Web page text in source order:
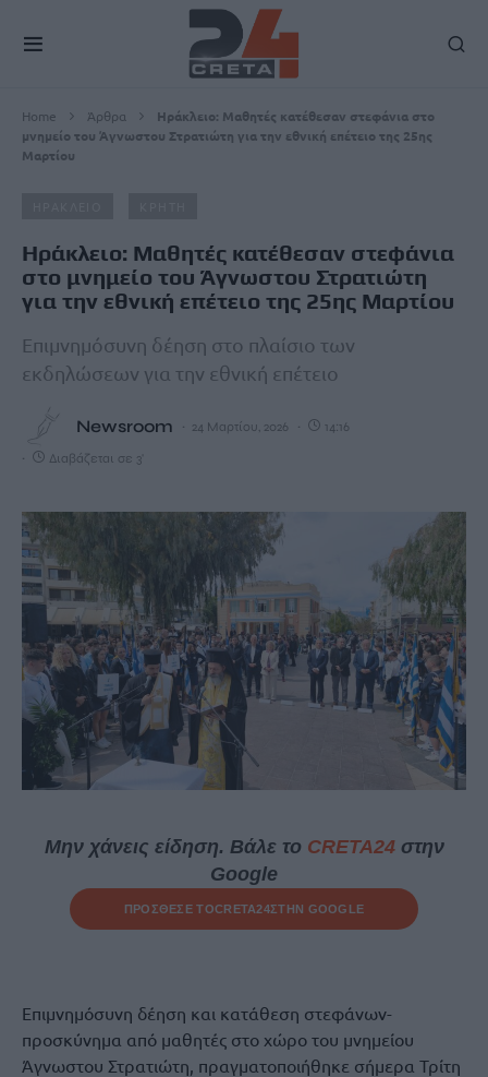
Home Άρθρα
Ηράκλειο: Μαθητές κατέθεσαν στεφάνια στο
μνημείο του Άγνωστου Στρατιώτη για την εθνική επέτειο της 25ης
Μαρτίου
Ηράκλειο: Μαθητές κατέθεσαν στεφάνια
στο μνημείο του Άγνωστου Στρατιώτη
για την εθνική επέτειο της 25ης Μαρτίου
Επιμνημόσυνη δέηση στο πλαίσιο των
εκδηλώσεων για την εθνική επέτειο
Newsroom 24 Μαρτίου, 2026 14:16
Διαβάζεται σε 3'
Μην χάνεις είδηση. Βάλε το CRETA24στην
Google
ΠΡΟΣΘΕΣΕ ΤΟCRETA24ΣΤΗΝ GOOGLE
Επιμνημόσυνη δέηση και κατάθεση στεφάνων-
προσκύνημα από μαθητές στο χώρο του μνημείου
Άγνωστου Στρατιώτη, πραγματοποιήθηκε σήμερα Τρίτη